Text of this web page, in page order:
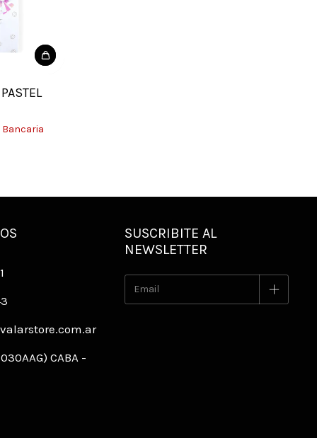
CABA -
SUSCRIBITE AL
NEWSLETTER